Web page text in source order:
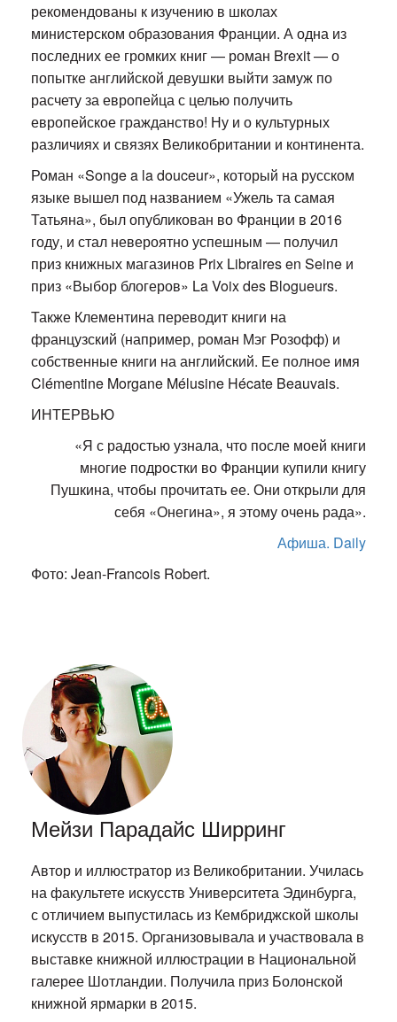
рекомендованы к изучению в школах
министерском образования Франции. А одна из
последних ее громких книг — роман Brexit — о
попытке английской девушки выйти замуж по
расчету за европейца с целью получить
европейское гражданство! Ну и о культурных
различиях и связях Великобритании и континента.
Роман «Songe a la douceur», который на русском
языке вышел под названием «Ужель та самая
Татьяна», был опубликован во Франции в 2016
году, и стал невероятно успешным — получил
приз книжных магазинов Prix Libraires en Seine и
приз «Выбор блогеров» La Voix des Blogueurs.
Также Клементина переводит книги на
французский (например, роман Мэг Розофф) и
собственные книги на английский. Ее полное имя
Clémentine Morgane Mélusine Hécate Beauvais.
ИНТЕРВЬЮ
«Я с радостью узнала, что после моей книги
многие подростки во Франции купили книгу
Пушкина, чтобы прочитать ее. Они открыли для
себя «Онегина», я этому очень рада».
Афиша. Daily
Фото: Jean-Francois Robert.
Мейзи Парадайс Ширринг
Автор и иллюстратор из Великобритании. Училась
на факультете искусств Университета Эдинбурга,
с отличием выпустилась из Кембриджской школы
искусств в 2015. Организовывала и участвовала в
выставке книжной иллюстрации в Национальной
галерее Шотландии. Получила приз Болонской
книжной ярмарки в 2015.